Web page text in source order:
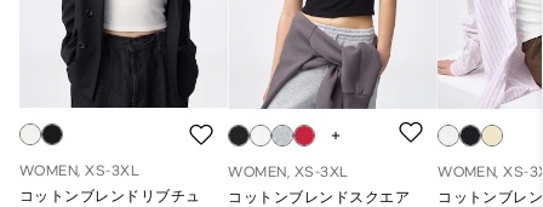
WOMEN, XS-3XL
コットンブレンドリブチュ
WOMEN, XS-3XL
コットンブレンドスクエア
WOMEN, XS-
コットンブレ